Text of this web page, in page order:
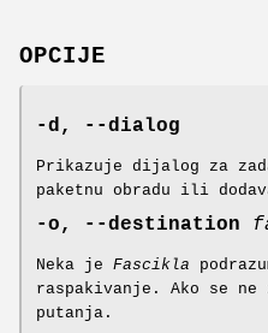
OPCIJE
-d, --dialog
Prikazuje dijalog za
paketnu obradu ili
-o, --destination
Neka je Fascikla
raspakivanje. Ako se ne
putanja.